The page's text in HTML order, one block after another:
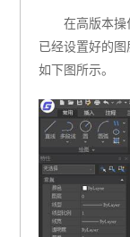
在高版本
已经设置好的图
如下图所示。